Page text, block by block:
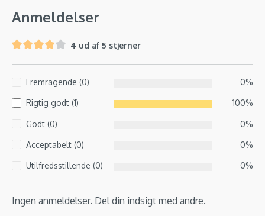
Anmeldelser
4 ud af 5 stjerner
Fremragende (0) 0%
Rigtig godt (1) 100%
Godt (0) 0%
Acceptabelt (0) 0%
Utilfredsstillende (0) 0%
Ingen anmeldelser. Del din indsigt med andre.